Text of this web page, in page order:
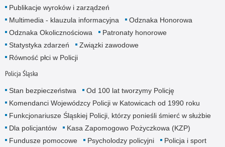
Publikacje wyroków i zarządzeń
Multimedia - klauzula informacyjna
Odznaka Honorowa
Odznaka Okolicznościowa
Patronaty honorowe
Statystyka zdarzeń
Związki zawodowe
Równość płci w Policji
Policja Śląska
Stan bezpieczeństwa
Od 100 lat tworzymy Policję
Komendanci Wojewódzcy Policji w Katowicach od 1990 roku
Funkcjonariusze Śląskiej Policji, którzy ponieśli śmierć w służbie
Dla policjantów
Kasa Zapomogowo Pożyczkowa (KZP)
Fundusze pomocowe
Psycholodzy policyjni
Policja i sport